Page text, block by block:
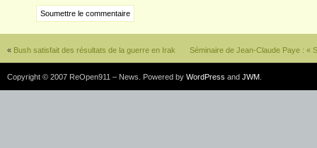
« Bush satisfait des résultats de la guerre en Irak Séminaire de Jean-Claude Paye : «
Copyright © 2007 ReOpen911 – News. Powered by WordPress and JWM